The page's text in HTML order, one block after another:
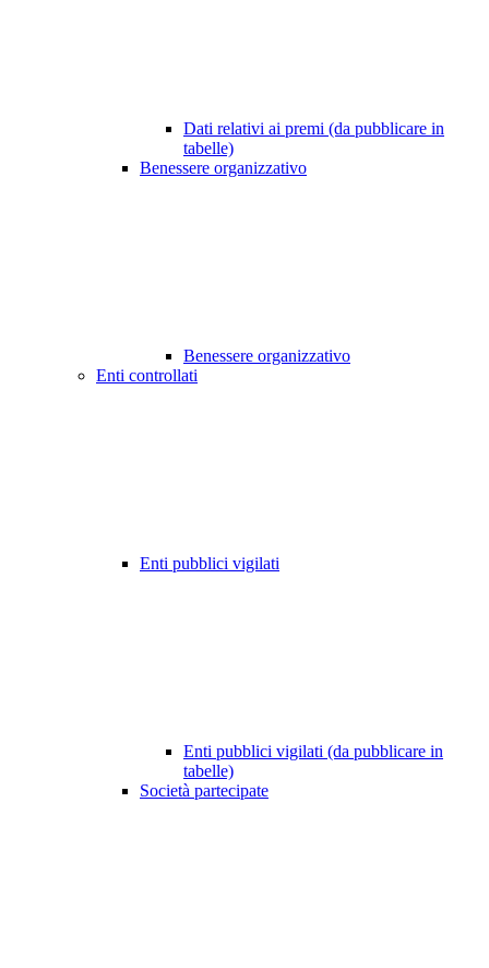
Dati relativi ai premi (da pubblicare in
tabelle)
Benessere organizzativo
Benessere organizzativo
Enti controllati
Enti pubblici vigilati
Enti pubblici vigilati (da pubblicare in
tabelle)
Società partecipate